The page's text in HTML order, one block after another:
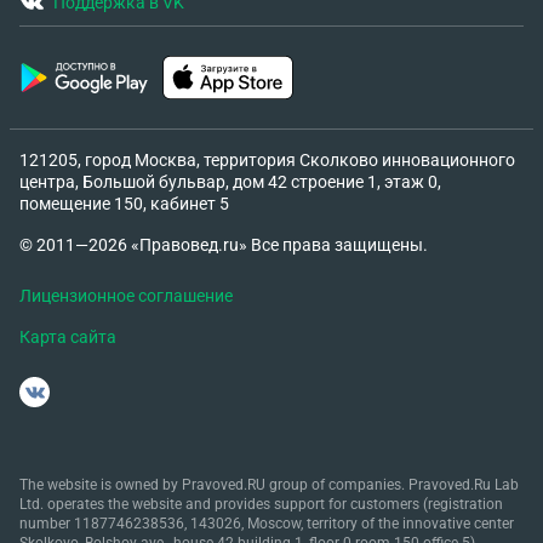
121205, город Москва, территория Сколково инновационного
центра, Большой бульвар, дом 42 строение 1, этаж 0,
помещение 150, кабинет 5
© 2011—2026 «Правовед.ru» Все права защищены.
Лицензионное соглашение
Карта сайта
The website is owned by Pravoved.RU group of companies. Pravoved.Ru Lab
Ltd. operates the website and provides support for customers (registration
number 1187746238536, 143026, Moscow, territory of the innovative center